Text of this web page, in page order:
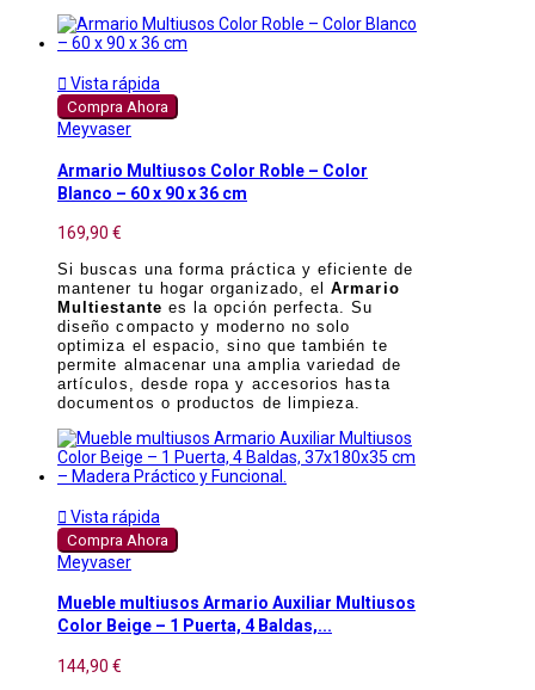
 Vista rápida
Compra Ahora
Meyvaser
Armario Multiusos Color Roble – Color
Blanco – 60 x 90 x 36 cm
169,90 €
Si buscas una forma práctica y eficiente de
mantener tu hogar organizado, elArmario
Multiestante es la opción perfecta. Su
diseño compacto y moderno no solo
optimiza el espacio, sino que también te
permite almacenar una amplia variedad de
artículos, desde ropa y accesorios hasta
documentos o productos de limpieza.
 Vista rápida
Compra Ahora
Meyvaser
Mueble multiusos Armario Auxiliar Multiusos
Color Beige – 1 Puerta, 4 Baldas,...
144,90 €